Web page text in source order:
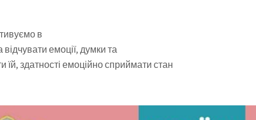
в
відчувати емоції, думки та
здатності емоційно сприймати стан